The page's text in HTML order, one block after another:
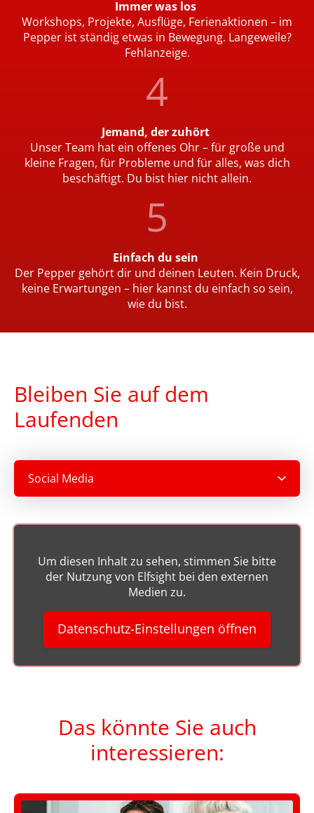
Immer was los
Workshops, Projekte, Ausflüge, Ferienaktionen – im
Pepper ist ständig etwas in Bewegung. Langeweile?
Fehlanzeige.
Jemand, der zuhört
Unser Team hat ein offenes Ohr – für große und
kleine Fragen, für Probleme und für alles, was dich
beschäftigt. Du bist hier nicht allein.
Einfach du sein
Der Pepper gehört dir und deinen Leuten. Kein Druck,
keine Erwartungen – hier kannst du einfach so sein,
wie du bist.
Bleiben Sie auf dem
Laufenden
Social Media
Um diesen Inhalt zu sehen, stimmen Sie bitte
der Nutzung von Elfsight bei den externen
Medien zu.
Datenschutz-Einstellungen öffnen
Das könnte Sie auch
interessieren: